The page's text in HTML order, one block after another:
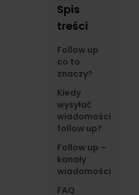
Spis
treści
Follow up
co to
znaczy?
Kiedy
wysyłać
wiadomości
follow up?
Follow up –
kanały
wiadomości
FAQ